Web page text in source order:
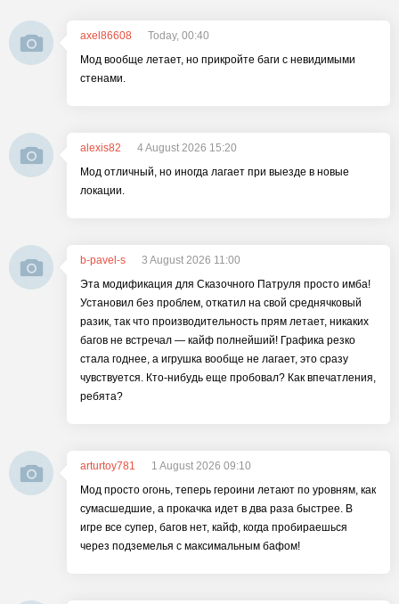
axel86608
Today, 00:40
Мод вообще летает, но прикройте баги с невидимыми
стенами.
alexis82
4 August 2026 15:20
Мод отличный, но иногда лагает при выезде в новые
локации.
b-pavel-s
3 August 2026 11:00
Эта модификация для Сказочного Патруля просто имба!
Установил без проблем, откатил на свой среднячковый
разик, так что производительность прям летает, никаких
багов не встречал — кайф полнейший! Графика резко
стала годнее, а игрушка вообще не лагает, это сразу
чувствуется. Кто-нибудь еще пробовал? Как впечатления,
ребята?
arturtoy781
1 August 2026 09:10
Мод просто огонь, теперь героини летают по уровням, как
сумасшедшие, а прокачка идет в два раза быстрее. В
игре все супер, багов нет, кайф, когда пробираешься
через подземелья с максимальным бафом!